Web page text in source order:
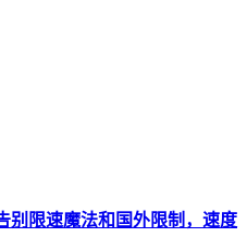
别限速魔法和国外限制，速度